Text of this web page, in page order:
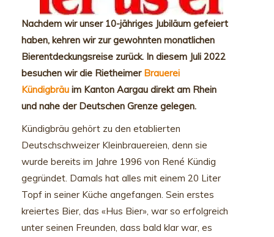
Nachdem wir unser 10-jähriges Jubiläum gefeiert
haben, kehren wir zur gewohnten monatlichen
Bierentdeckungsreise zurück. In diesem Juli 2022
besuchen wir die Rietheimer Brauerei
Kündigbräu im Kanton Aargau direkt am Rhein
und nahe der Deutschen Grenze gelegen.
Kündigbräu gehört zu den etablierten
Deutschschweizer Kleinbrauereien, denn sie
wurde bereits im Jahre 1996 von René Kündig
gegründet. Damals hat alles mit einem 20 Liter
Topf in seiner Küche angefangen. Sein erstes
kreiertes Bier, das «Hus Bier», war so erfolgreich
unter seinen Freunden, dass bald klar war, es